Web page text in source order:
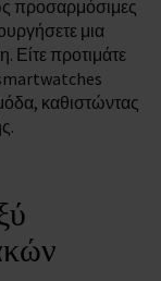
προσαρμόσιμες
μια
Είτε προτιμάτε
καθιστώντας